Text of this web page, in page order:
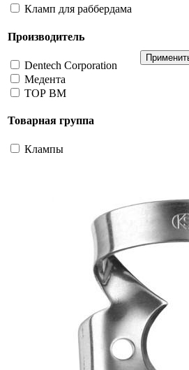
Кламп для раббердама
Производитель
Dentech Corporation
Медента
ТОР ВМ
Товарная группа
Клампы